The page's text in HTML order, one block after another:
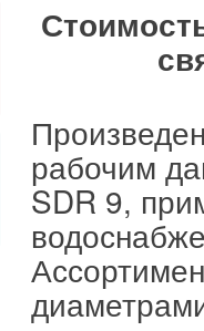
рабочим
SDR 9,